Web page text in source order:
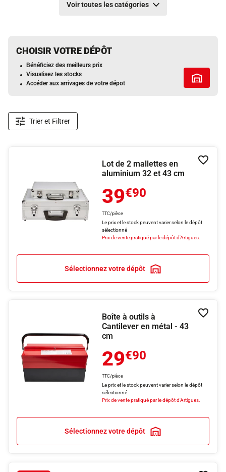
Voir toutes les catégories
CHOISIR VOTRE DÉPÔT
Bénéficiez des meilleurs prix
Visualisez les stocks
Accéder aux arrivages de votre dépot
Tous les
Trier et Filtrer
Lot de 2 mallettes en
aluminium 32 et 43 cm
39€90
TTC/pièce
Le prix et le stock peuvent varier selon le dépôt
sélectionné
Prix de vente pratiqué par le dépôt d'Artigues.
Sélectionnez votre dépôt
Boîte à outils à
Cantilever en métal - 43
cm
29€90
TTC/pièce
Le prix et le stock peuvent varier selon le dépôt
sélectionné
Prix de vente pratiqué par le dépôt d'Artigues.
Sélectionnez votre dépôt